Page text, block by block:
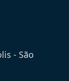
- São